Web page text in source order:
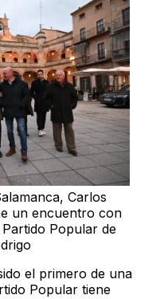
Carlos
un encuentro con
Popular de
el primero de una
Popular tiene